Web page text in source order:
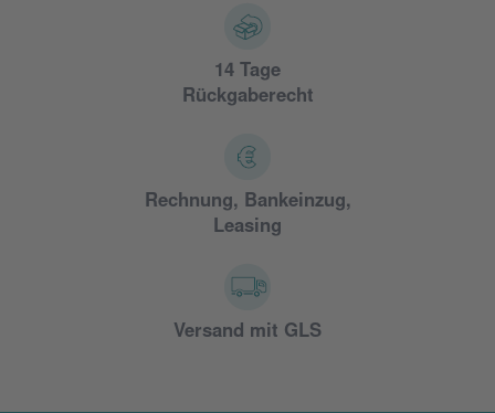
14 Tage
Rückgaberecht
Rechnung, Bankeinzug,
Leasing
Versand mit GLS